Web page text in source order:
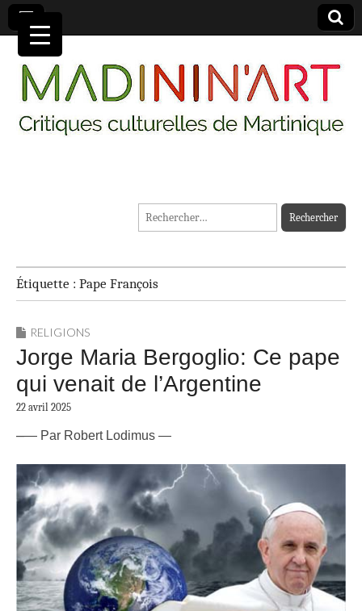
MADININ'ART
Rechercher :
Étiquette : Pape François
RELIGIONS
Jorge Maria Bergoglio: Ce pape
qui venait de l’Argentine
22 avril 2025
–— Par Robert Lodimus —